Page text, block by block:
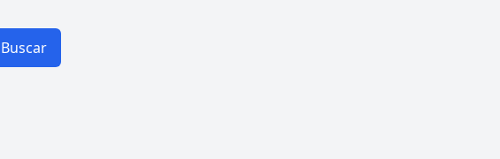
Buscar